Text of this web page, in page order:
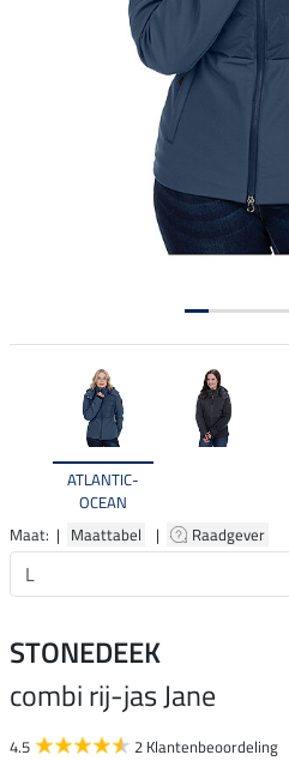
ATLANTIC-
OCEAN
Maat: | Maattabel | Raadgever
STONEDEEK
combi rij-jas Jane
4.5 2 Klantenbeoordeling